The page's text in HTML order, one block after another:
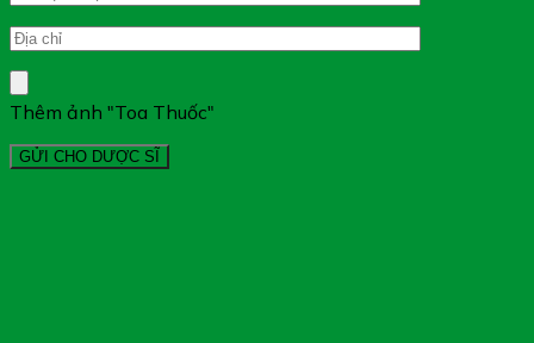
Thêm ảnh "Toa Thuốc"